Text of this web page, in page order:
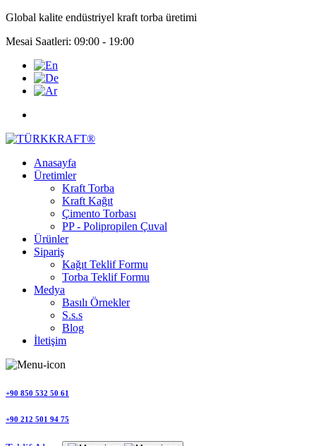
Global kalite endüstriyel kraft torba üretimi
Mesai Saatleri: 09:00 - 19:00
Anasayfa
Üretimler
Kraft Torba
Kraft Kağıt
Çimento Torbası
PP - Polipropilen Çuval
Ürünler
Sipariş
Kağıt Teklif Formu
Torba Teklif Formu
Medya
Basılı Örnekler
S.s.s
Blog
İletişim
+90 850 532 50 61
+90 212 501 94 75